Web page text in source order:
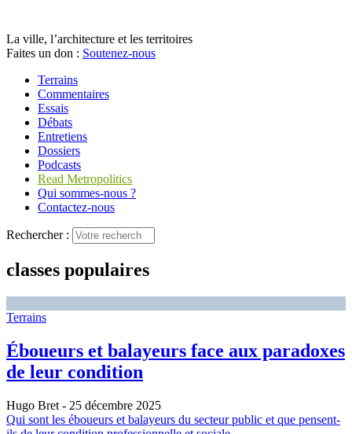
La ville, l’architecture et les territoires
Faites un don : Soutenez-nous
Terrains
Commentaires
Essais
Débats
Entretiens
Dossiers
Podcasts
Read Metropolitics
Qui sommes-nous ?
Contactez-nous
Rechercher :
classes populaires
Terrains
Éboueurs et balayeurs face aux paradoxes
de leur condition
Hugo Bret - 25 décembre 2025
Qui sont les éboueurs et balayeurs du secteur public et que pensent-